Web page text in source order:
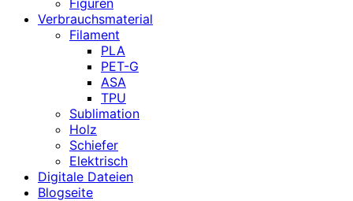
Figuren
Verbrauchsmaterial
Filament
PLA
PET-G
ASA
TPU
Sublimation
Holz
Schiefer
Elektrisch
Digitale Dateien
Blogseite